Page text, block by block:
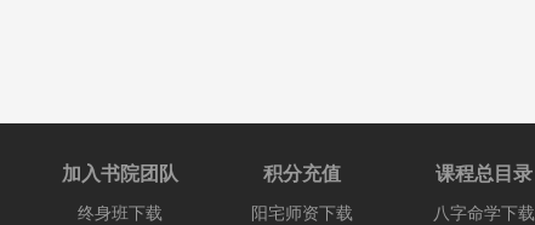
加入书院团队
终身班下载
积分充值
阳宅师资下载
课程总目录
八字命学下载